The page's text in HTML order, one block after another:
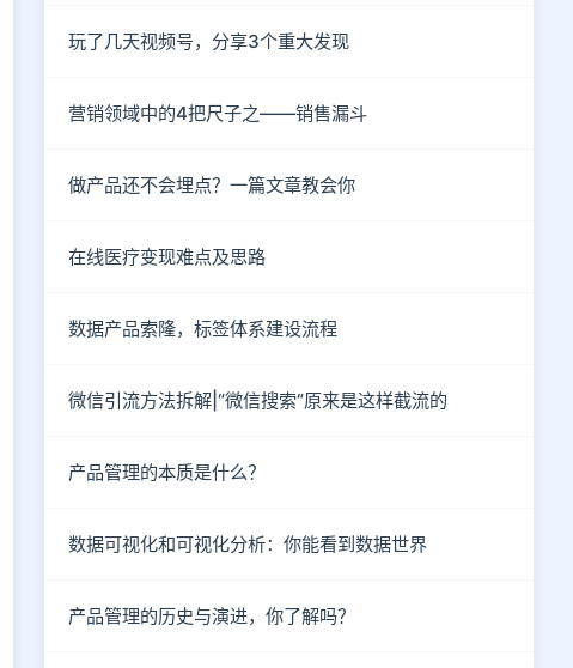
玩了几天视频号，分享3个重大发现
营销领域中的4把尺子之——销售漏斗
做产品还不会埋点？一篇文章教会你
在线医疗变现难点及思路
数据产品索隆，标签体系建设流程
微信引流方法拆解|“微信搜索“原来是这样截流的
产品管理的本质是什么？
数据可视化和可视化分析：你能看到数据世界
产品管理的历史与演进，你了解吗？